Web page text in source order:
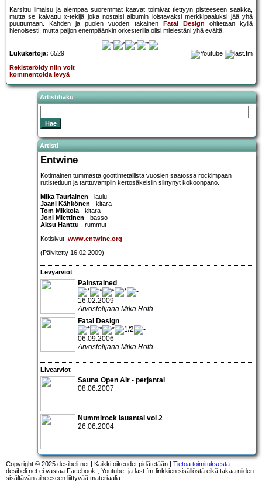
Karsittu ilmaisu ja aiempaa suoremmat kaavat toimivat tiettyyn pisteeseen saakka,
mutta se kaivattu x-tekijä joka nostaisi albumin loistavaksi merkkipaaluksi jää yhä
puuttumaan. Kahden ja puolen vuoden takainen
Fatal Design ohitetaan kyllä
hienoisesti, mutta paljon enempäänkin orkesterilla olisi mielestäni yhä eväitä.
Lukukertoja: 6529
Rekisteröidy niin voit
kommentoida levyä
Artistihaku
Artisti
Entwine
Kotimainen tummasta goottimetallista vuosien saatossa rockimpaan
rutistetluun ja tarttuvampiin kertosäkeisiin siirtynyt kokoonpano.
Mika Tauriainen - laulu
Jaani Kähkönen - kitara
Tom Mikkola - kitara
Joni Miettinen - basso
Aksu Hanttu - rummut
Kotisivut: www.entwine.org
(Päivitetty 16.02.2009)
Levyarviot
Painstained
16.02.2009
Arvostelijana Mika Roth
Fatal Design
06.09.2006
Arvostelijana Mika Roth
Livearviot
Sauna Open Air - perjantai
08.06.2007
Nummirock lauantai vol 2
26.06.2004
Copyright © 2025 desibeli.net | Kaikki oikeudet pidätetään | Tietoa toimituksesta
desibeli.net ei vastaa Facebook-, Youtube- ja last.fm-linkkien sisällöstä eikä takaa niiden
sisältävän aiheeseen liittyvää materiaalia.